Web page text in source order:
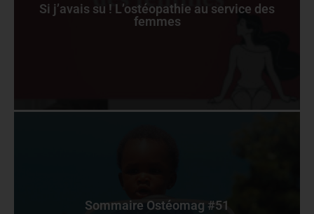
Si j’avais su ! L’ostéopathie au service des
femmes
Sommaire Ostéomag #51